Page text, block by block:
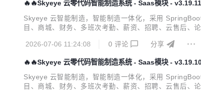
🔥🔥Skyeye 云零代码智能制造系统 - Saas模块 -
Skyeye 云智能制造，智能制造一体化，采用
目、商城、财务、多班次考勤、薪资、招聘、云售后、
2026-07-06 11:24:08
0 评论 分享
🔥🔥Skyeye 云零代码智能制造系统 - Saas模块 -
Skyeye 云智能制造，智能制造一体化，采用
目、商城、财务、多班次考勤、薪资、招聘、云售后、